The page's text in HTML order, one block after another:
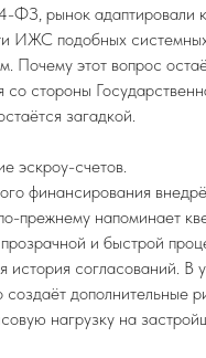
ФЗ, рынок адаптировали
ИЖС подобных
Почему этот вопрос
со стороны
загадкой.
эскроу-счетов.
финансирования
прежнему напоминает
и быстрой
история согласований. В
создаёт дополнительные
нагрузку на
самую свежую
TELEGRAM